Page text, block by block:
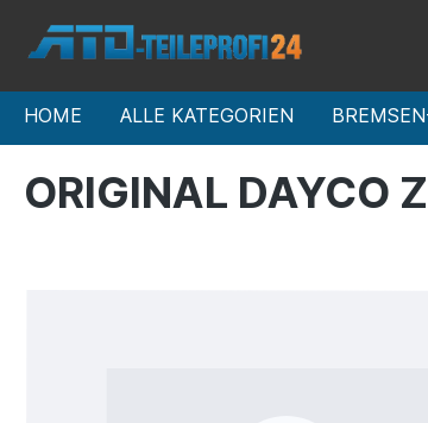
HOME ALLE KATEGORIEN
ORIGINAL DAYCO